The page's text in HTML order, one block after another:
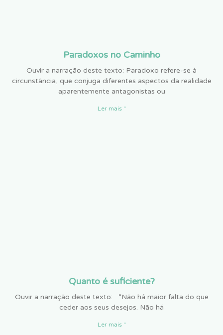
Paradoxos no Caminho
Ouvir a narração deste texto: Paradoxo refere-se à
circunstância, que conjuga diferentes aspectos da realidade
aparentemente antagonistas ou
Ler mais "
Quanto é suficiente?
Ouvir a narração deste texto: “Não há maior falta do que
ceder aos seus desejos. Não há
Ler mais "